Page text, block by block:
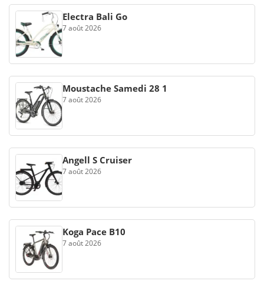
Electra Bali Go
7 août 2026
Moustache Samedi 28 1
7 août 2026
Angell S Cruiser
7 août 2026
Koga Pace B10
7 août 2026